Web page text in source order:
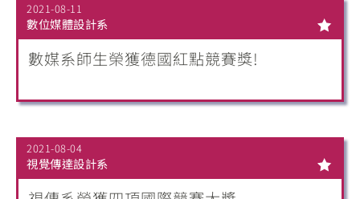
2021-08-11
數位媒體設計系
數媒系師生榮獲德國紅點競賽獎!
2021-08-04
視覺傳達設計系